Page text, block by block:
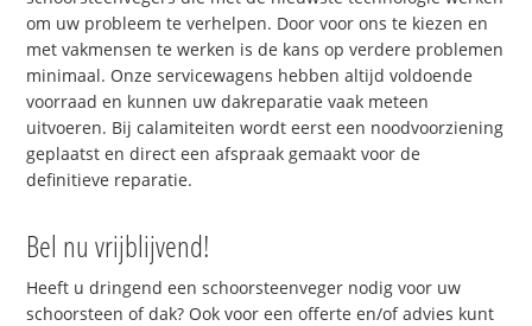
om uw probleem te verhelpen. Door voor ons te kiezen en
met vakmensen te werken is de kans op verdere problemen
minimaal. Onze servicewagens hebben altijd voldoende
voorraad en kunnen uw dakreparatie vaak meteen
uitvoeren. Bij calamiteiten wordt eerst een noodvoorziening
geplaatst en direct een afspraak gemaakt voor de
definitieve reparatie.
Bel nu vrijblijvend!
Heeft u dringend een schoorsteenveger nodig voor uw
schoorsteen of dak? Ook voor een offerte en/of advies kunt